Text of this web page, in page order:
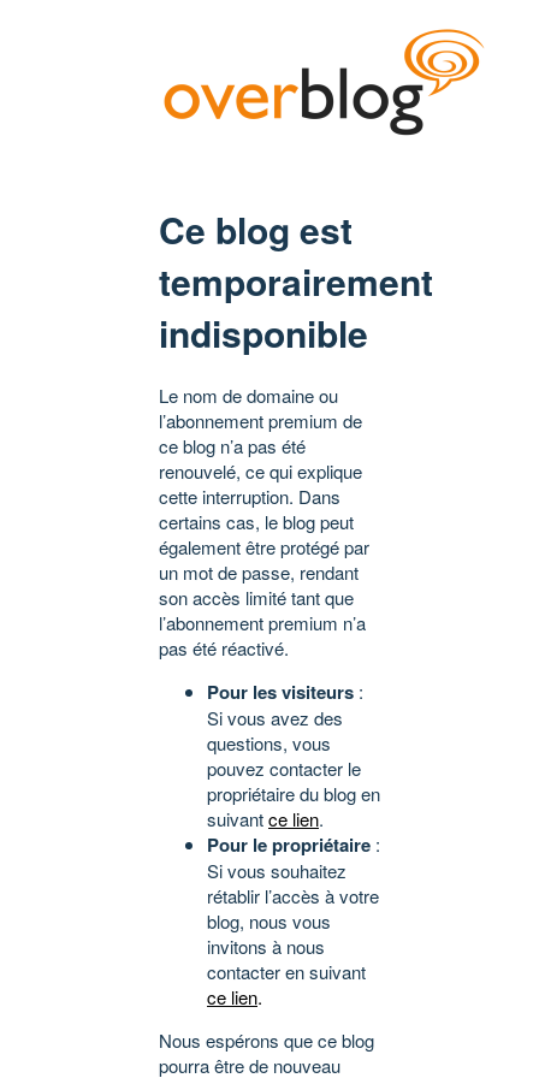
Ce blog est
temporairement
indisponible
Le nom de domaine ou
l’abonnement premium de
ce blog n’a pas été
renouvelé, ce qui explique
cette interruption. Dans
certains cas, le blog peut
également être protégé par
un mot de passe, rendant
son accès limité tant que
l’abonnement premium n’a
pas été réactivé.
Pour les visiteurs :
Si vous avez des
questions, vous
pouvez contacter le
propriétaire du blog en
suivantce lien.
Pour le propriétaire :
Si vous souhaitez
rétablir l’accès à votre
blog, nous vous
invitons à nous
contacter en suivant
ce lien.
Nous espérons que ce blog
pourra être de nouveau